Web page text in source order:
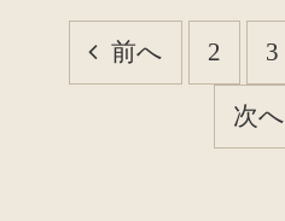
前へ 2 3
次へ